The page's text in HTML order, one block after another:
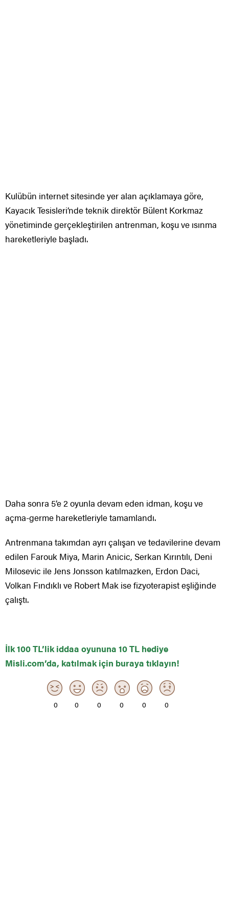
Kulübün internet sitesinde yer alan açıklamaya göre,
Kayacık Tesisleri’nde teknik direktör Bülent Korkmaz
yönetiminde gerçekleştirilen antrenman, koşu ve ısınma
hareketleriyle başladı.
Daha sonra 5’e 2 oyunla devam eden idman, koşu ve
açma-germe hareketleriyle tamamlandı.
Antrenmana takımdan ayrı çalışan ve tedavilerine devam
edilen Farouk Miya, Marin Anicic, Serkan Kırıntılı, Deni
Milosevic ile Jens Jonsson katılmazken, Erdon Daci,
Volkan Fındıklı ve Robert Mak ise fizyoterapist eşliğinde
çalıştı.
İlk 100 TL’lik iddaa oyununa 10 TL hediye
Misli.com’da, katılmak için buraya tıklayın!
0 0 0 0 0 0